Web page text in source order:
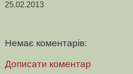
25.02.2013
Немає коментарів:
Дописати коментар